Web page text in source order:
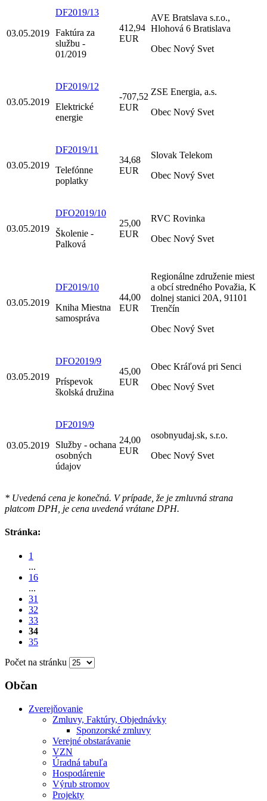
03.05.2019
DF2019/13
Faktúra za
službu -
01/2019
412,94
EUR
AVE Bratslava s.r.o.,
Hlohová 6 Bratislava
Obec Nový Svet
03.05.2019
DF2019/12
Elektrické
energie
-707,52
EUR
ZSE Energia, a.s.
Obec Nový Svet
03.05.2019
DF2019/11
Telefónne
poplatky
34,68
EUR
Slovak Telekom
Obec Nový Svet
03.05.2019
DFO2019/10
Školenie -
Palková
25,00
EUR
RVC Rovinka
Obec Nový Svet
03.05.2019
DF2019/10
Kniha Miestna
samospráva
44,00
EUR
Regionálne združenie miest
a obcí stredného Považia, K
dolnej stanici 20A, 91101
Trenčín
Obec Nový Svet
03.05.2019
DFO2019/9
Príspevok
školská družina
45,00
EUR
Obec Kráľová pri Senci
Obec Nový Svet
03.05.2019
DF2019/9
Služby - ochana
osobných
údajov
24,00
EUR
osobnyudaj.sk, s.r.o.
Obec Nový Svet
* Uvedená cena je konečná. V prípade, že je zmluvná strana
platcom DPH, je cena uvedená vrátane DPH.
Stránka:
1
...
16
...
31
32
33
34
35
Počet na stránku
Občan
Zverejňovanie
Zmluvy, Faktúry, Objednávky
Sponzorské zmluvy
Verejné obstarávanie
VZN
Úradná tabuľa
Hospodárenie
Výrub stromov
Projekty